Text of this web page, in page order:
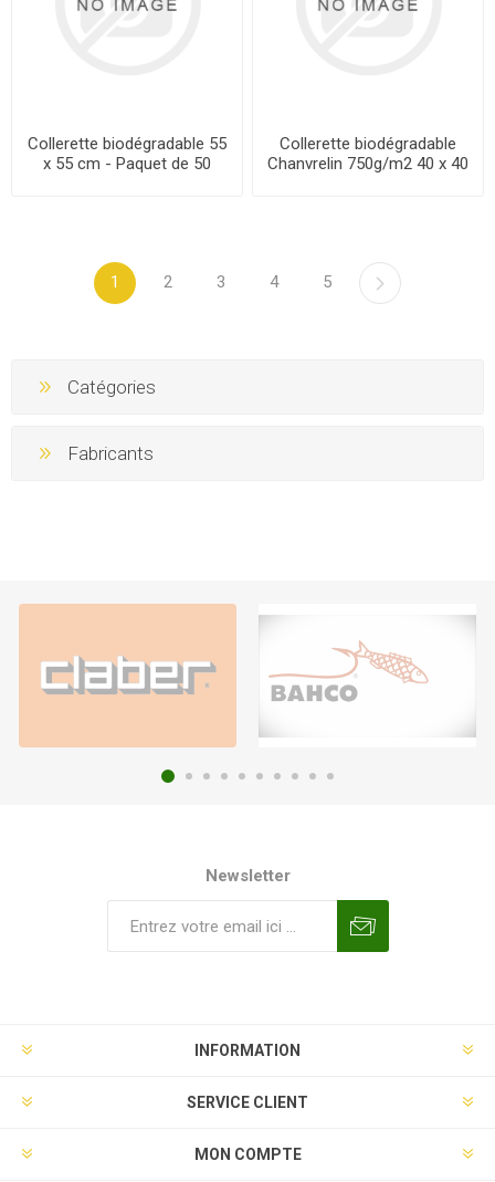
Collerette biodégradable 55
x 55 cm - Paquet de 50
Collerette biodégradable
Chanvrelin 750g/m2 40 x 40
1 2 3 4 5
Catégories
Fabricants
Newsletter
INFORMATION
SERVICE CLIENT
MON COMPTE